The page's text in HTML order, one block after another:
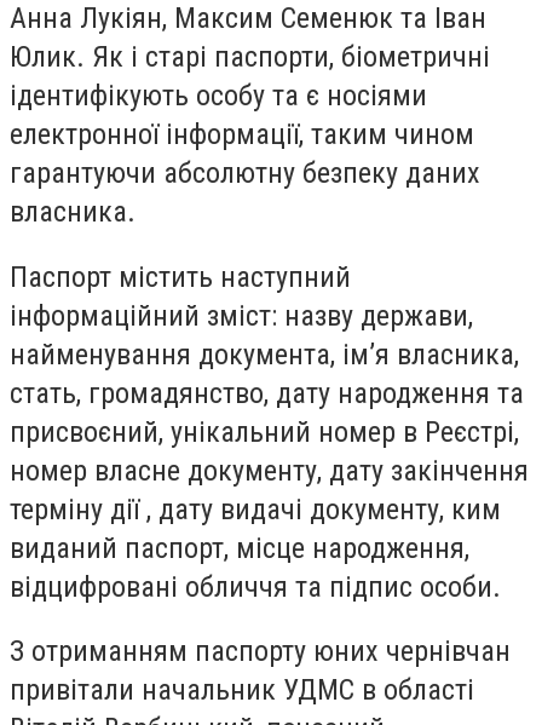
Анна Лукіян, Максим Семенюк та Іван
Юлик. Як і старі паспорти, біометричні
ідентифікують особу та є носіями
електронної інформації, таким чином
гарантуючи абсолютну безпеку даних
власника.
Паспорт містить наступний
інформаційний зміст: назву держави,
найменування документа, ім’я власника,
стать, громадянство, дату народження та
присвоєний, унікальний номер в Реєстрі,
номер власне документу, дату закінчення
терміну дії , дату видачі документу, ким
виданий паспорт, місце народження,
відцифровані обличчя та підпис особи.
З отриманням паспорту юних чернівчан
привітали начальник УДМС в області